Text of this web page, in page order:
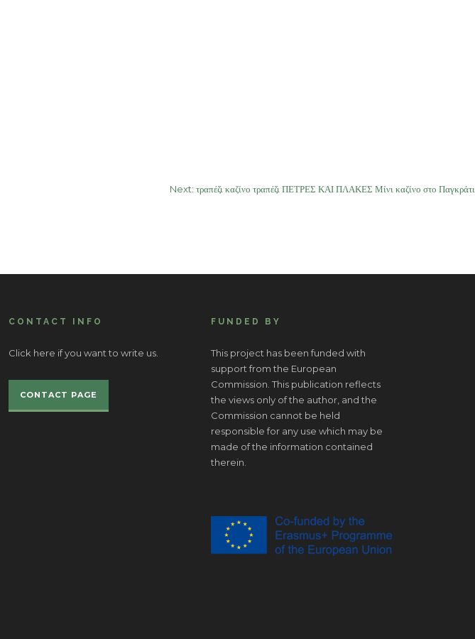
Next: τραπέζι καζίνο τραπέζι ΠΕΤΡΕΣ ΚΑΙ ΠΛΑΚΕΣ Μίνι καζίνο στο Παγκράτι
CONTACT INFO
Click here if you want to write us.
CONTACT PAGE
FUNDED BY
This project has been funded with
support from the European
Commission. This publication reflects
the views only of the author, and the
Commission cannot be held
responsible for any use which may be
made of the information contained
therein.